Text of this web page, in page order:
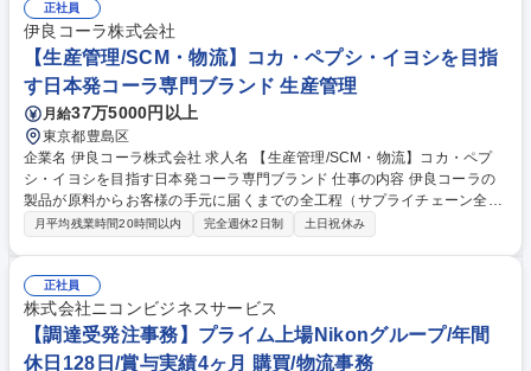
正社員
伊良コーラ株式会社
【生産管理/SCM・物流】コカ・ペプシ・イヨシを目指
す日本発コーラ専門ブランド 生産管理
月給37万5000円以上
東京都豊島区
企業名 伊良コーラ株式会社 求人名 【生産管理/SCM・物流】コカ・ペプ
シ・イヨシを目指す日本発コーラ専門ブランド 仕事の内容 伊良コーラの
製品が原料からお客様の手元に届くまでの全工程（サプライチェーン全
体）を責任を持って管理するお仕事です。安定した供給体制を作り上げ、
案。 ・現場の調整・指示： 日々の製造メニューの調整、充填機などの機
材準備等。 ■原料・資材の手配（発注管理） ・原料手配： 製造計画確定
後、翌月分の原料を発注。 ・資材手配： 製品用の瓶や容器類、出荷用の
梱包資材の在庫管理および発注。 募集職種 【生産管理/SCM・物流】コ
月平均残業時間20時間以内 完全週休2日制 土日祝休み
正社員
株式会社ニコンビジネスサービス
【調達受発注事務】プライム上場Nikonグループ/年間
休日128日/賞与実績4ヶ月 購買/物流事務